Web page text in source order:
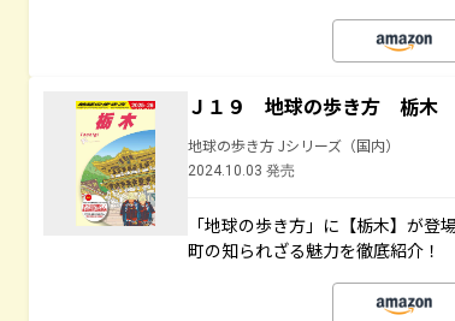
Ｊ１９ 地球の歩き方 栃木
地球の歩き方 Jシリーズ（国内）
2024.10.03 発売
「地球の歩き方」に【栃木】が
町の知られざる魅力を徹底紹介！